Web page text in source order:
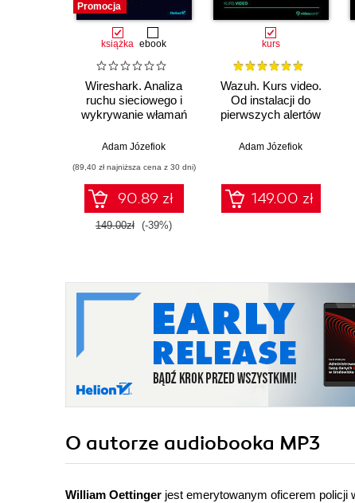
Promocja
książka ebook
Wireshark. Analiza
ruchu sieciowego i
wykrywanie włamań
Adam Józefiok
(89,40 zł najniższa cena z 30 dni)
90.89 zł
149.00zł (-39%)
kurs
Wazuh. Kurs video.
Od instalacji do
pierwszych alertów
Adam Józefiok
149.00 zł
O autorze audiobooka MP3
William Oettinger jest emerytowanym oficerem policji